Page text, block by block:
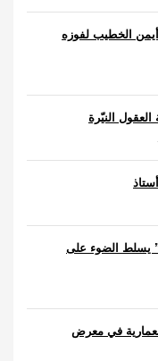
الخطيب لفوزه
النيّرة
يسلط الضوء على
في معرض